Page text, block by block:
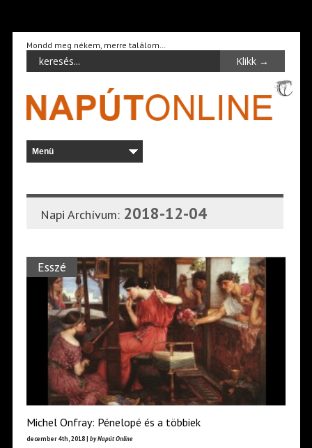
Mondd meg nékem, merre találom…
Napi Archívum: 2018-12-04
Esszé
Michel Onfray: Pénelopé és a többiek
december 4th, 2018 | by Napút Online